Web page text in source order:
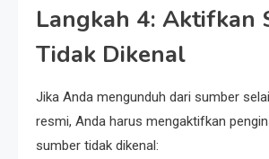
Langkah 4: Aktifkan
Tidak Dikenal
Jika Anda mengunduh dari sumber
resmi, Anda harus mengaktifkan
sumber tidak dikenal: